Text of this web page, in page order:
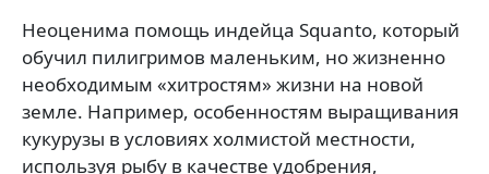
Неоценима помощь индейца Squanto, который
обучил пилигримов маленьким, но жизненно
необходимым «хитростям» жизни на новой
земле. Например, особенностям выращивания
кукурузы в условиях холмистой местности,
используя рыбу в качестве удобрения,